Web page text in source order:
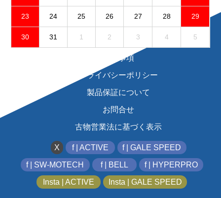
23 24 25 26 27 28 29
30 31 1 2 3 4 5
免責事項
プライバシーポリシー
製品保証について
お問合せ
古物営業法に基づく表示
X f | ACTIVE f | GALE SPEED
f | SW-MOTECH f | BELL f | HYPERPRO
Insta | ACTIVE Insta | GALE SPEED